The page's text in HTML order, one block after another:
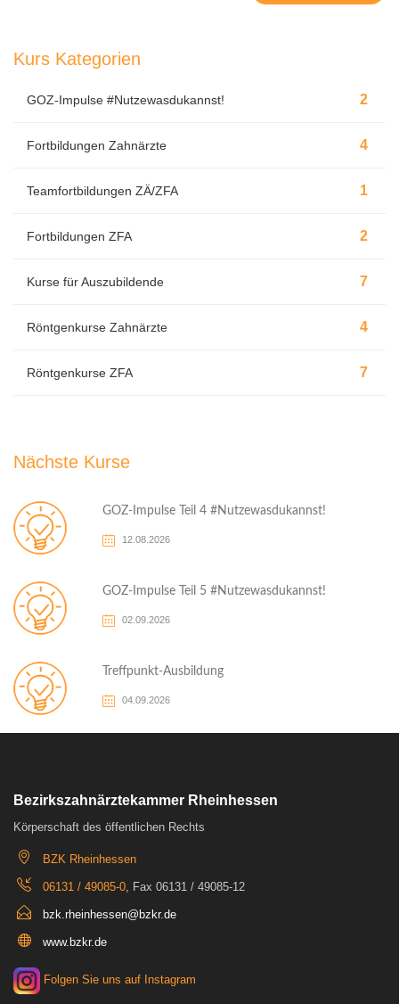
Kurs Kategorien
GOZ-Impulse #Nutzewasdukannst! 2
Fortbildungen Zahnärzte 4
Teamfortbildungen ZÄ/ZFA 1
Fortbildungen ZFA 2
Kurse für Auszubildende 7
Röntgenkurse Zahnärzte 4
Röntgenkurse ZFA 7
Nächste Kurse
GOZ-Impulse Teil 4 #Nutzewasdukannst!
12.08.2026
GOZ-Impulse Teil 5 #Nutzewasdukannst!
02.09.2026
Treffpunkt-Ausbildung
04.09.2026
Bezirkszahnärztekammer Rheinhessen
Körperschaft des öffentlichen Rechts
BZK Rheinhessen
06131 / 49085-0, Fax 06131 / 49085-12
bzk.rheinhessen@bzkr.de
www.bzkr.de
Folgen Sie uns auf Instagram